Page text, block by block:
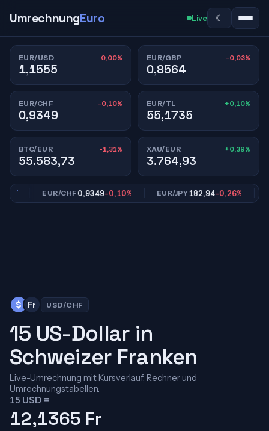
UmrechnungEuro Live ☾
EUR/USD 0,00%
1,1555
EUR/GBP -0,03%
0,8564
EUR/CHF -0,10%
0,9349
EUR/TL +0,10%
55,1735
BTC/EUR -1,31%
55.583,73
XAU/EUR +0,39%
3.764,93
EUR/CHF0,9349-0,10% EUR/JPY182,94-0,26%
$ Fr USD/CHF
15 US-Dollar in
Schweizer Franken
Live-Umrechnung mit Kursverlauf, Rechner und
Umrechnungstabellen.
15 USD =
12,1365 Fr